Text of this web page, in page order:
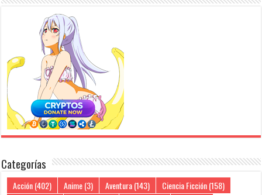
Categorías
Acción(402) Anime(3) Aventura(143) Ciencia Ficción(158)